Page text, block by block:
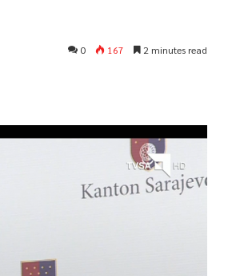
0 167 2 minutes read